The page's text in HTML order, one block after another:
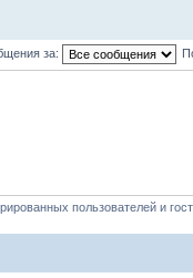
за:
пользователей и